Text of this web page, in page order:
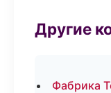
Другие
Фабрика